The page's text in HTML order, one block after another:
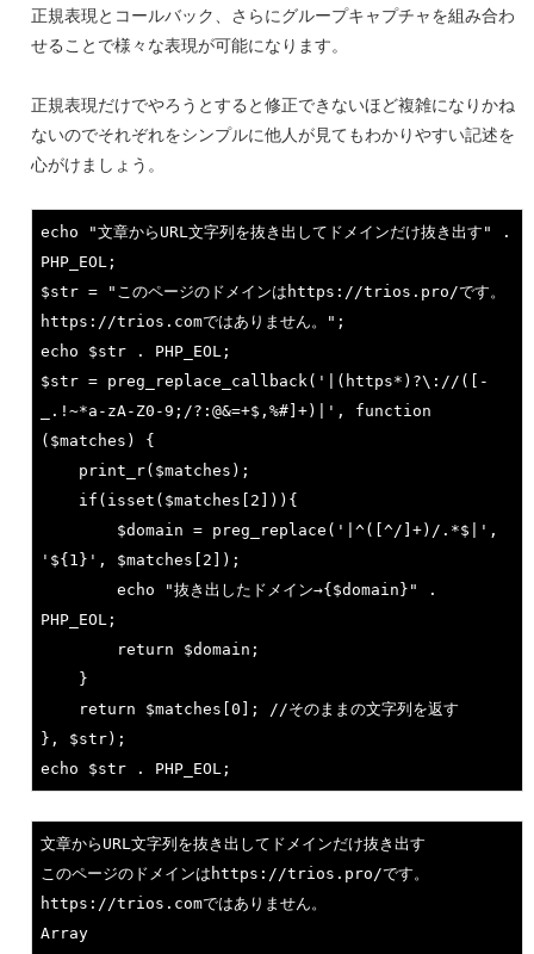
正規表現とコールバック、さらにグループキャプチャを組み合わ
せることで様々な表現が可能になります。
正規表現だけでやろうとすると修正できないほど複雑になりかね
ないのでそれぞれをシンプルに他人が見てもわかりやすい記述を
心がけましょう。
echo "文章からURL文字列を抜き出してドメインだけ抜き出す"
.
PHP_EOL;
$str =
"このページのドメインはhttps://trios.pro/です。
https://trios.comではありません。"
echo $str . PHP_EOL;
$str = preg_replace_callback( '|(https*)?\://([-
_.!~*a-zA-Z0-9;/?:@&=+$,%#]+)|' , function
($matches)
{
if ( isset ($matches[ 2 ])){
		$domain = preg_replace(
'|^([^/]+)/.*$|'
'${1}' , $matches[ 2 ]);
echo
"抜き出したドメイン→{$domain}"
.
PHP_EOL;
return $domain;
return $matches[ 0 ]; //そのままの文字列を返す
echo $str . PHP_EOL;
文章からURL文字列を抜き出してドメインだけ抜き出す
このページのドメインはhttps: //trios. pro /です。
https: //trios. comではありません。
Array